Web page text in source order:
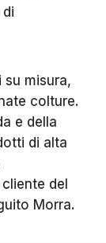
misura,
colture.
e della
di alta
del
Morra.